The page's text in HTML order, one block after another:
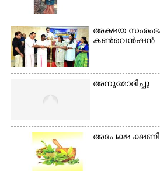
അക്ഷയ
കൺവെൻഷൻ
അനുമോദിച്ചു
അപേക്ഷ